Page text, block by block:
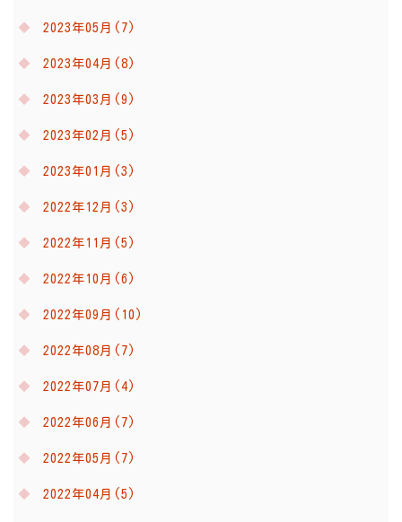
2023年05月(7)
2023年04月(8)
2023年03月(9)
2023年02月(5)
2023年01月(3)
2022年12月(3)
2022年11月(5)
2022年10月(6)
2022年09月(10)
2022年08月(7)
2022年07月(4)
2022年06月(7)
2022年05月(7)
2022年04月(5)